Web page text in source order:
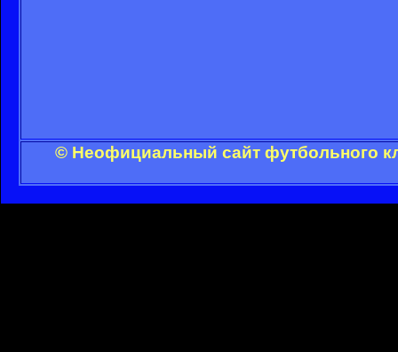
© Неофициальный сайт футбольного